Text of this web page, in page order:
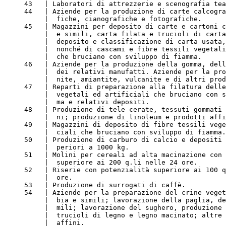
43   | Laboratori di attrezzerie e scenografia
44   | Aziende per la produzione di carte
          |  fiche, cianografiche e fotografiche.
45   | Magazzini per deposito di carte e cartoni
|  e simili, carta filata e trucioli di
|  deposito e classificazione di carta
|  nonché di cascami e fibre tessili
          |  che bruciano con sviluppo di fiamma.
46   | Aziende per la produzione della gomma,
|  dei relativi manufatti. Aziende per la
|  nite, amiantite, vulcanite e di altri
47   | Reparti di preparazione alla filatura
|  vegetali ed artificiali che bruciano con
          |  ma e relativi depositi.
48   | Produzione di tele cerate, tessuti gommati
|  ni; produzione di linoleum e prodotti
49   | Magazzini di deposito di fibre tessili
          |  ciali che bruciano con sviluppo di fiamma.
50   | Produzione di carburo di calcio e depositi
          |  periori a 1000 kg.
51   | Molini per cereali ad alta macinazione con
          |  superiore ai 200 q.li nelle 24 ore.
52   | Riserie con potenzialità superiore ai 100
          |  ore.
     53   | Produzione di surrogati di caffè.
54   | Aziende per la preparazione del crine
|  bia e simili; lavorazione della paglia,
|  mili; lavorazione del sughero, produzione
|  trucioli di legno e legno macinato; altre
          |  affini.